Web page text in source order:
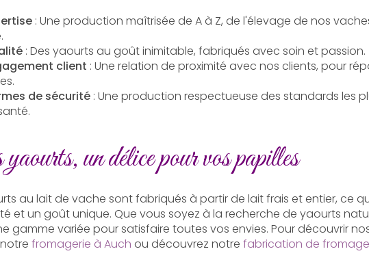
: Une production maîtrisée de A à Z, de l'élevage de nos
: Des yaourts au goût inimitable, fabriqués avec soin et passion.
client : Une relation de proximité avec nos clients, pour
de sécurité : Une production respectueuse des standards les
un délice pour vos papilles
au lait de vache sont fabriqués à partir de lait frais et entier, ce
et un goût unique. Que vous soyez à la recherche de yaourts
gamme variée pour satisfaire toutes vos envies. Pour découvrir
fromagerie à Auch ou découvrez notre fabrication de